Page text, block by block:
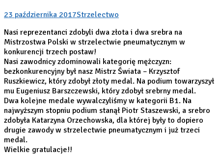
23 października 2017Strzelectwo
Nasi reprezentanci zdobyli dwa złota i dwa srebra na
Mistrzostwa Polski w strzelectwie pneumatycznym w
konkurencji trzech postaw!
Nasi zawodnicy zdominowali kategorię mężczyzn:
bezkonkurencyjny był nasz Mistrz Świata – Krzysztof
Ruszkiewicz, który zdobył złoty medal. Na podium towarzyszył
mu Eugeniusz Barszczewski, który zdobył srebrny medal.
Dwa kolejne medale wywalczyliśmy w kategorii B1. Na
najwyższym stopniu podium stanął Piotr Staszewski, a srebro
zdobyła Katarzyna Orzechowska, dla której były to dopiero
drugie zawody w strzelectwie pneumatycznym i już trzeci
medal.
Wielkie gratulacje!!